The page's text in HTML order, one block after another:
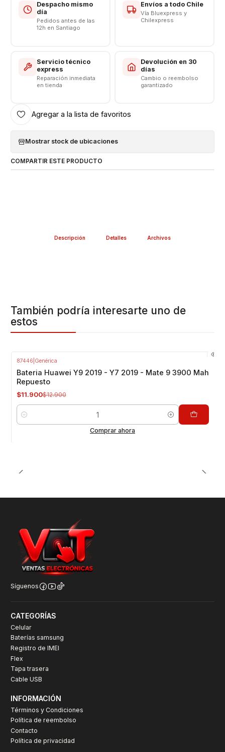
Te garantizamos un trabajo seguro, preciso y de calidad ✅,
para que tu celular vuelva a funcionar como nuevo 🔋📲.
Despacho mismo
día
Pedidos antes de las
12h en Santiago
Envíos a todo Chile
Vía Bluexpress y
Chilexpress
Servicio técnico
express
Reparación inmediata
en tienda
Devolución en 30
días
Cambio o reembolso
garantizado
Agregar a la lista de favoritos
Mostrar stock de ubicaciones
COMPARTIR ESTE PRODUCTO
Descripción Detalles Archivos
También podría interesarte uno de
estos
87446 Genérica
Bateria Huawei Y9 2019 - Y7 2019 - Mate 9 3900 Mah
Repuesto
$11.900$12.900
Cantidad
Comprar ahora
Síguenos
CATEGORÍAS
Celular
Baterías samsung
Registro de IMEI
Flex
Tapa trasera
Cable USB
INFORMACIÓN
Términos y Condiciones
Política de reembolso
Contacto
Política de privacidad